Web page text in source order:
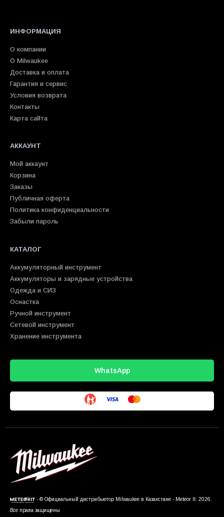
ИНФОРМАЦИЯ
О компании
О Milwaukee
Доставка и оплата
Гарантия и сервис
Условия возврата
Контакты
Карта сайта
АККАУНТ
Мой аккаунт
Корзина
Заказы
Публичная оферта
Политика конфиденциальности
Забыли пароль
КАТАЛОГ
Аккумуляторный инструмент
Аккумуляторы и зарядные устройства
Одежда и СИЗ
Оснастка
Ручной инструмент
Сетевой инструмент
Хранение инструмента
WhatsApp
- © Официальный дистрибьютор Milwaukee в Казахстане - Meteor It. 2026.
Все права защищены